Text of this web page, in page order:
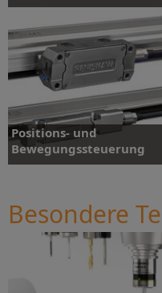
Diagnose
Positions- und
Bewegungssteuerung
Positions- und
Bewegungssteuerung
Besondere